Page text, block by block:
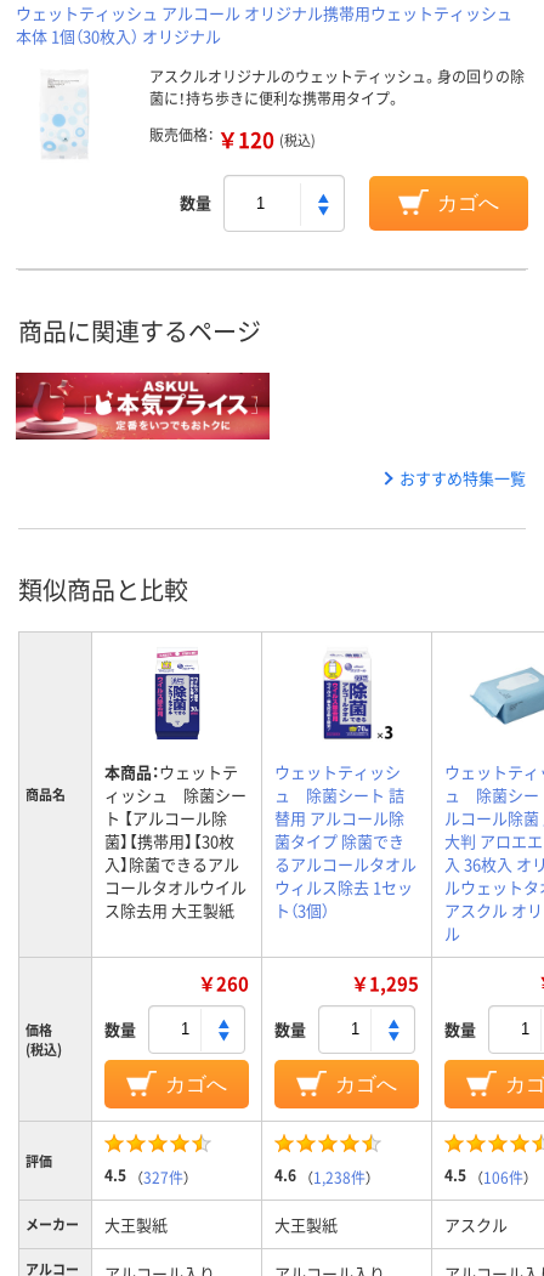
ウェットティッシュ アルコール オリジナル携帯用ウェットティッシュ
本体 1個（30枚入） オリジナル
アスクルオリジナルのウェットティッシュ。身の回りの除
菌に！持ち歩きに便利な携帯用タイプ。
販売価格： ￥120 (税込)
数量 カゴへ
商品に関連するページ
おすすめ特集一覧
類似商品と比較
商品名
本商品：ウェットテ
ィッシュ 除菌シー
ト 【アルコール除
菌】【携帯用】【30枚
入】除菌できるアル
コールタオルウイル
ス除去用 大王製紙
ウェットティッシ
ュ 除菌シート 詰
替用 アルコール除
菌タイプ 除菌でき
るアルコールタオル
ウィルス除去 1セッ
ト（3個）
ウェットティ
ュ 除菌シー
ルコール除菌
大判 アロエ
入 36枚入 オ
ルウェットタ
アスクル オ
ル
価格
(税込)
￥260
数量
カゴへ
￥1,295
数量
カゴへ
数量
カ
評価
4.5 （327件） 4.6 （1,238件） 4.5 （106件）
メーカー 大王製紙 大王製紙 アスクル
アルコー